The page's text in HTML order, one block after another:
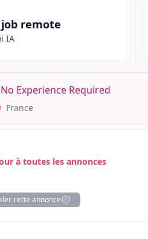
remote
IA
Experience Required
France
à toutes les annonces
cette annonce